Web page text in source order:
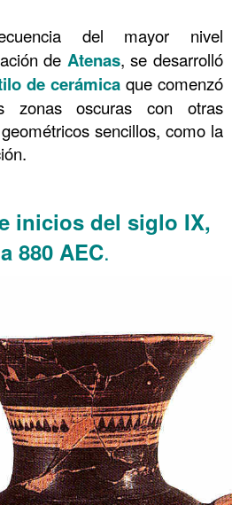
del mayor nivel
de Atenas, se desarrolló
de cerámica que comenzó
zonas oscuras con otras
sencillos, como la
inicios del siglo IX,
880 AEC.